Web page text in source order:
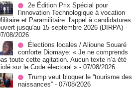
2e Édition Prix Spécial pour
l'innovation Technologique à vocation
et Paramilitaire: l'appel à candidatures
jusqu'au 15 septembre 2026 (DIRPA) -
08/2026
Élections locales / Alioune Souaré
conforte Diomaye: « Je ne comprends
toute cette agitation. Aucun texte n’a été
sur le Code électoral » - 07/08/2026
Trump veut bloquer le “tourisme des
naissances” - 07/08/2026